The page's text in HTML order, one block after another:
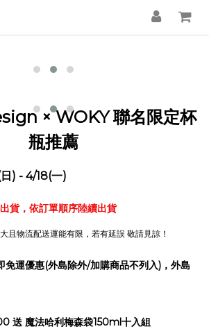
× WOKY 聯名限定杯
瓶推薦
) - 4/18(一)
貨，依訂單順序陸續出貨
且物流配送運能有限，若有延誤 敬請見諒！
運優惠(外島除外/加購商品不列入)，外島
送 魔法哈利梅森袋150ml十入組